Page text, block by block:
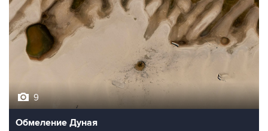
9
Обмеление Дуная